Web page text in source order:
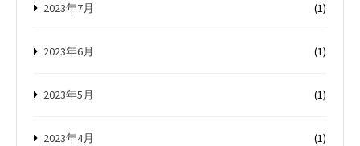
2023年7月 (1)
2023年6月 (1)
2023年5月 (1)
2023年4月 (1)